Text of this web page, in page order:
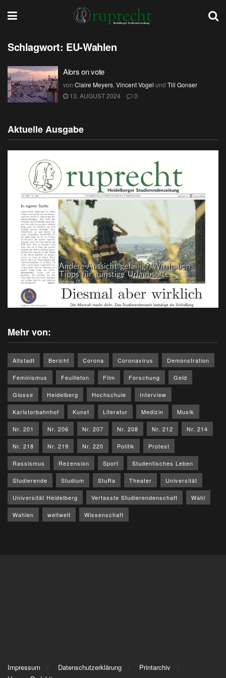
Schlagwort: EU-Wahlen
Alors on vote
von Claire Meyers, Vincent Vogel und Till Gonser
13. AUGUST 2024
0
Aktuelle Ausgabe
Mehr von:
Altstadt Bericht Corona Coronavirus Demonstration
Feminismus Feuilleton Film Forschung Geld
Glosse Heidelberg Hochschule Interview
Karlstorbahnhof Kunst Literatur Medizin Musik
Nr. 201 Nr. 206 Nr. 207 Nr. 208 Nr. 212 Nr. 214
Nr. 218 Nr. 219 Nr. 220 Politik Protest
Rassismus Rezension Sport Studentisches Leben
Studierende Studium StuRa Theater Universität
Universität Heidelberg Verfasste Studierendenschaft Wahl
Wahlen weltweit Wissenschaft
Impressum Datenschutzerklärung
Printarchiv